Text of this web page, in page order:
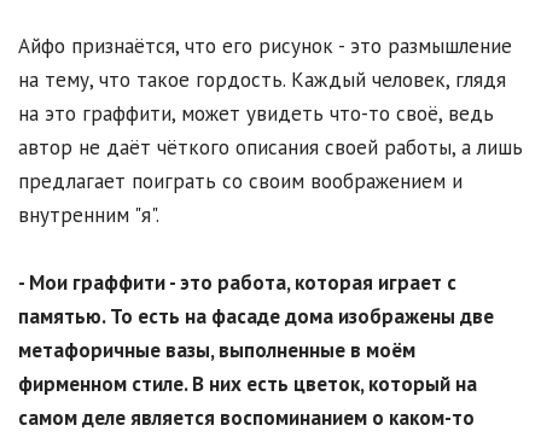
Айфо признаётся, что его рисунок - это размышление
на тему, что такое гордость. Каждый человек, глядя
на это граффити, может увидеть что-то своё, ведь
автор не даёт чёткого описания своей работы, а лишь
предлагает поиграть со своим воображением и
внутренним "я".
- Мои граффити - это работа, которая играет с
памятью. То есть на фасаде дома изображены две
метафоричные вазы, выполненные в моём
фирменном стиле. В них есть цветок, который на
самом деле является воспоминанием о каком-то